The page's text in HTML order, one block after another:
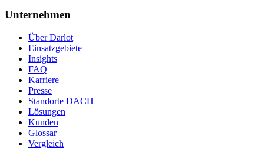
Unternehmen
Über Darlot
Einsatzgebiete
Insights
FAQ
Karriere
Presse
Standorte DACH
Lösungen
Kunden
Glossar
Vergleich